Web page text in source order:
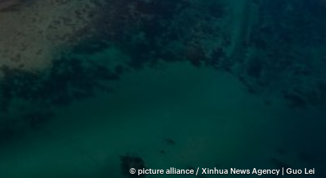
© picture alliance / Xinhua News Agency | Guo Lei